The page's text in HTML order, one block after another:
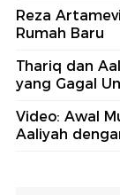
Reza
Rumah Baru
Thariq dan
yang Gagal
Video: Awal
Aaliyah